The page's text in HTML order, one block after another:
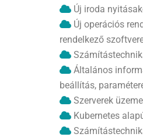
Új iroda
Új operációs
rendelkező
Általános
beállítás,
Szerverek
Kubernetes